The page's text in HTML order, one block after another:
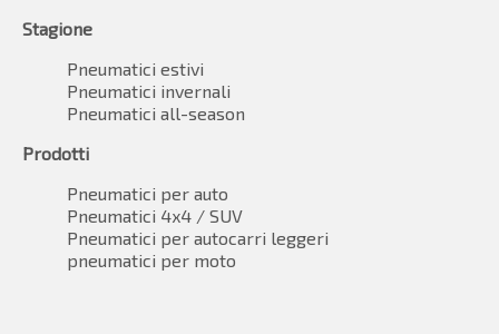
Stagione
Pneumatici estivi
Pneumatici invernali
Pneumatici all-season
Prodotti
Pneumatici per auto
Pneumatici 4x4 / SUV
Pneumatici per autocarri leggeri
pneumatici per moto